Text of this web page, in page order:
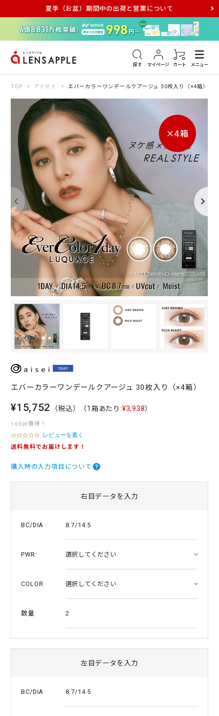
夏季（お盆）期間中の出荷と営業について
探す マイページ カート メニュー
アキュビュー メダリスト メガネ
TOP アイセイ エバーカラーワンデールクアージュ 30枚入り（×4箱）
エバーカラーワンデールクアージュ 30枚入り（×4箱）
¥15,752 （税込） （1箱あたり:¥3,938）
160pt獲得！
0
.
t
n
レビューを書く
送料無料でお届けします！
購入時の入力項目について
右目データを入力
BC/DIA 8.7/14.5
PWR
COLOR
数量 2
左目データを入力
BC/DIA 8.7/14.5